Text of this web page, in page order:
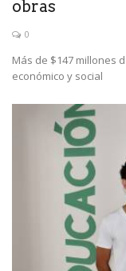
obras
0
Más de $147 millones
económico y social